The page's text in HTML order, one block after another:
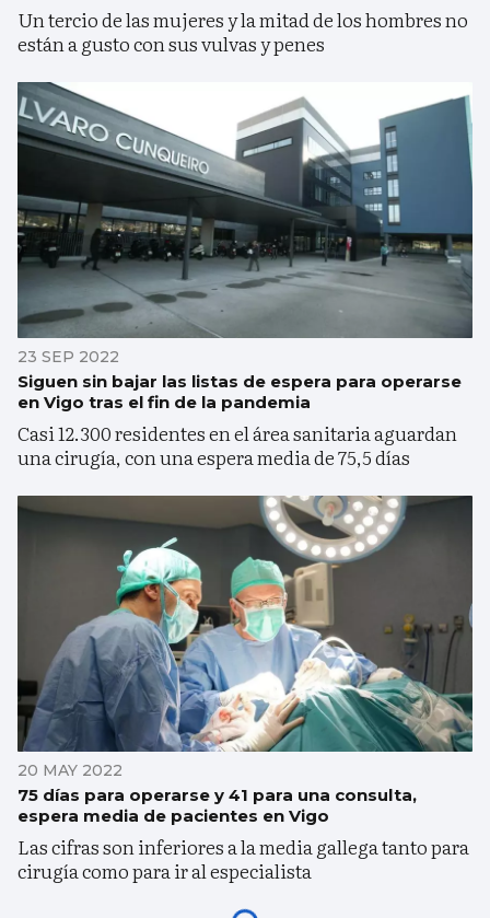
Un tercio de las mujeres y la mitad de los hombres no
están a gusto con sus vulvas y penes
23 SEP 2022
Siguen sin bajar las listas de espera para operarse
en Vigo tras el fin de la pandemia
Casi 12.300 residentes en el área sanitaria aguardan
una cirugía, con una espera media de 75,5 días
20 MAY 2022
75 días para operarse y 41 para una consulta,
espera media de pacientes en Vigo
Las cifras son inferiores a la media gallega tanto para
cirugía como para ir al especialista